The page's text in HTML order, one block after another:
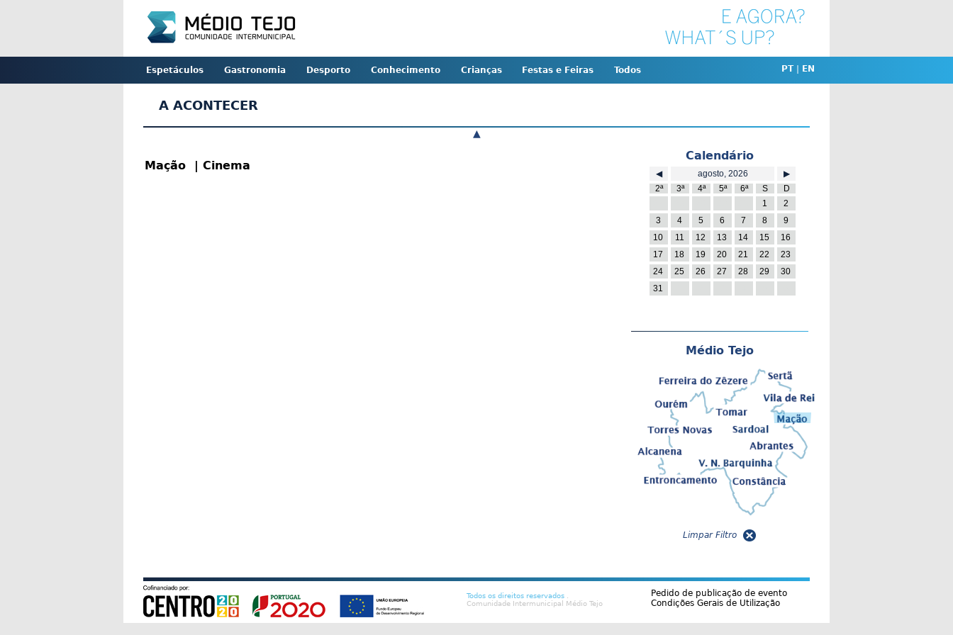
Espetáculos Gastronomia Desporto Conhecimento Crianças Festas e Feiras Todos PT| EN
A ACONTECER
▲
Mação | Cinema
Calendário
◀ agosto, 2026
▶
2ª
3ª 4ª 5ª 6ª S
D
1
2
3
4 5 6 7 8
9
10
11 12 13 14 15
16
17
18 19 20 21 22
23
24
25 26 27 28 29
30
31
Médio Tejo
Limpar Filtro
Todos os direitos reservados
Comunidade Intermunicipal Médio Tejo
Pedido de publicação de evento
Condições Gerais de Utilização